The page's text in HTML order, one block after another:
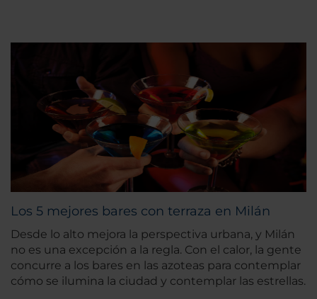
Los 5 mejores bares con terraza en Milán
Desde lo alto mejora la perspectiva urbana, y Milán
no es una excepción a la regla. Con el calor, la gente
concurre a los bares en las azoteas para contemplar
cómo se ilumina la ciudad y contemplar las estrellas.